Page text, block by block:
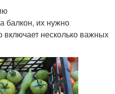
балкон, их нужно
включает несколько важных